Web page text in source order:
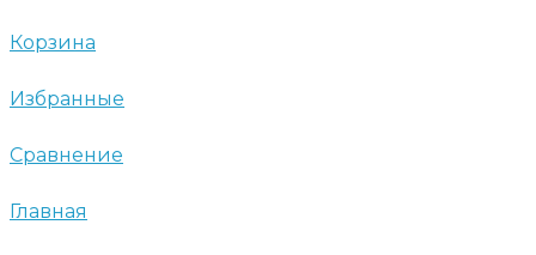
Корзина
Избранные
Сравнение
Главная